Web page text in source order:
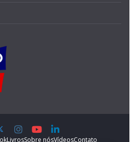
LivrosSobre nósVídeosContato